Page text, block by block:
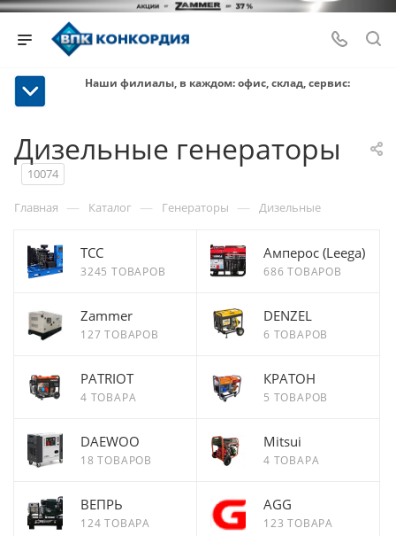
Наши филиалы, в каждом: офис, склад, сервис:
Дизельные генераторы
10074
Главная — Каталог — Генераторы — Дизельные
ТСС
3245 ТОВАРОВ
Амперос (Leega)
686 ТОВАРОВ
Zammer
127 ТОВАРОВ
DENZEL
6 ТОВАРОВ
PATRIOT
4 ТОВАРА
КРАТОН
5 ТОВАРОВ
DAEWOO
18 ТОВАРОВ
Mitsui
4 ТОВАРА
ВЕПРЬ
124 ТОВАРА
AGG
123 ТОВАРА